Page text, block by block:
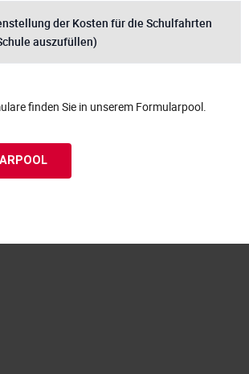
der Kosten für die Schulfahrten
auszufüllen)
finden Sie in unserem Formularpool.